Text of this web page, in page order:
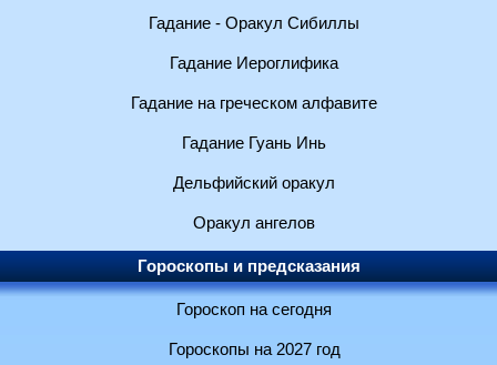
Гадание - Оракул Сибиллы
Гадание Иероглифика
Гадание на греческом алфавите
Гадание Гуань Инь
Дельфийский оракул
Оракул ангелов
Гороскопы и предсказания
Гороскоп на сегодня
Гороскопы на 2027 год